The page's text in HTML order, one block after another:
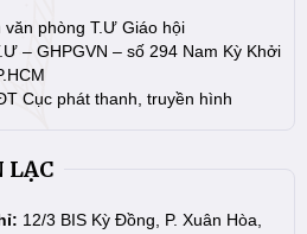
văn phòng T.Ư Giáo hội
– GHPGVN – số 294 Nam Kỳ Khởi
Cục phát thanh, truyền hình
LẠC
12/3 BIS Kỳ Đồng, P. Xuân Hòa,